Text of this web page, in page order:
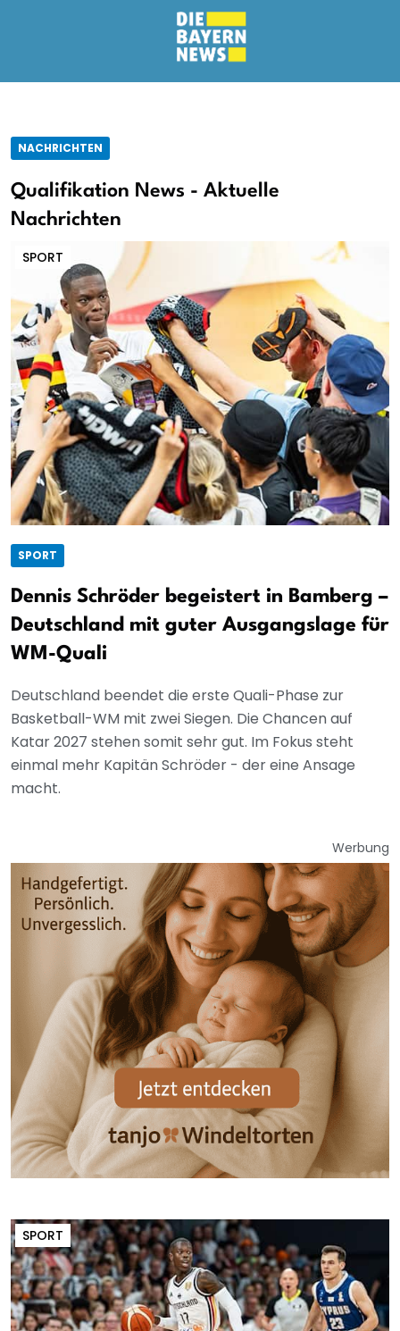
NACHRICHTEN
Qualifikation News - Aktuelle
Nachrichten
SPORT
SPORT
Dennis Schröder begeistert in Bamberg –
Deutschland mit guter Ausgangslage für
WM-Quali
Deutschland beendet die erste Quali-Phase zur
Basketball-WM mit zwei Siegen. Die Chancen auf
Katar 2027 stehen somit sehr gut. Im Fokus steht
einmal mehr Kapitän Schröder - der eine Ansage
macht.
Werbung
SPORT